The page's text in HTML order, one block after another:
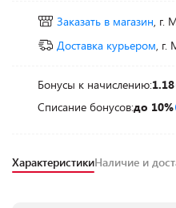
Заказать в магазин, г.
Доставка курьером, г.
Бонусы к начислению:1.18
Списание бонусов:до 10%
ХарактеристикиНаличие и